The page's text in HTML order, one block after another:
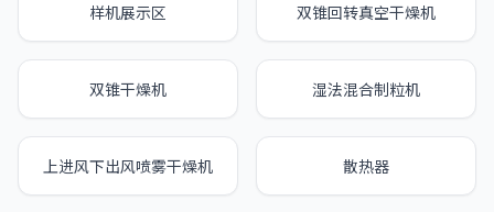
样机展示区 双锥回转真空干燥机
双锥干燥机 湿法混合制粒机
上进风下出风喷雾干燥机 散热器